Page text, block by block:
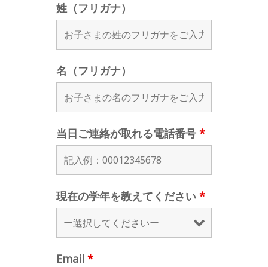
姓（フリガナ）
名（フリガナ）
当日ご連絡が取れる電話番号 *
現在の学年を教えてください *
Email *